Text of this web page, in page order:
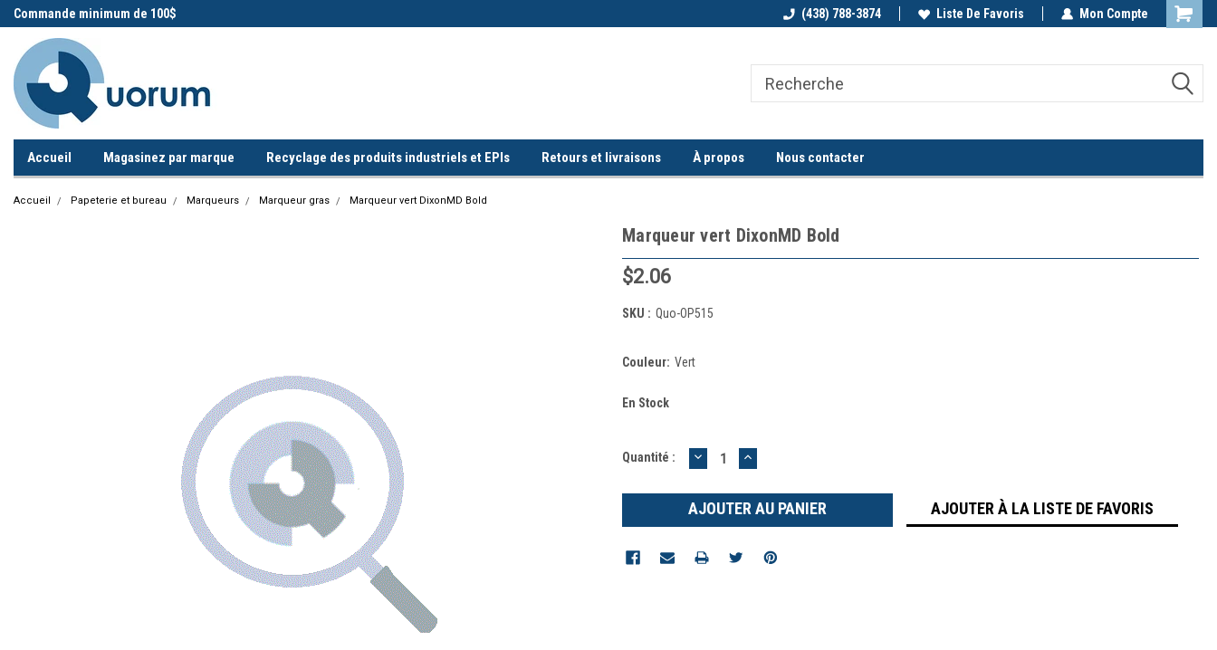
Commande minimum de 100$ Commande minimum de 100$ Appelez-nous!
(438) 788-3874 Liste De Favoris Mon Compte
Accueil Magasinez par marque Recyclage des produits industriels et EPIs Retours et livraisons À propos Nous contacter
Accueil Papeterie et bureau Marqueurs Marqueur gras Marqueur vert DixonMD Bold
Marqueur vert DixonMD Bold
$2.06
SKU : Quo-OP515
Couleur: Vert
En Stock
Quantité : DIMINUER
LA
:
AUGMENTER
LA
:
AJOUTER À LA LISTE DE FAVORIS